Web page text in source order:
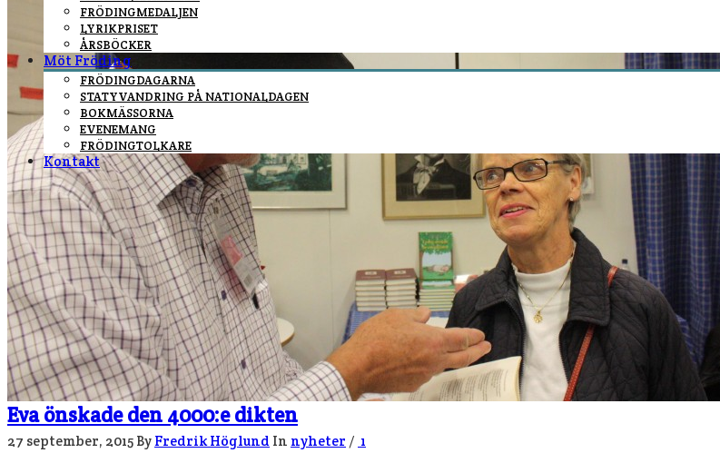
FRÖDINGMEDALJEN
LYRIKPRISET
ÅRSBÖCKER
Möt Fröding
FRÖDINGDAGARNA
STATYVANDRING PÅ NATIONALDAGEN
BOKMÄSSORNA
EVENEMANG
FRÖDINGTOLKARE
Kontakt
Eva önskade den 4000:e dikten
27 september, 2015 By Fredrik Höglund In nyheter / 1